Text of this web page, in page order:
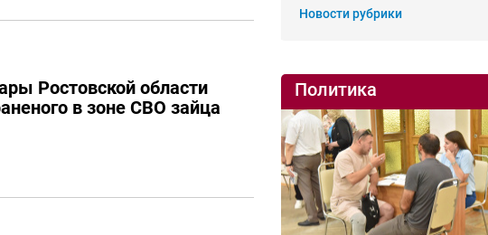
Ростовской области
в зоне СВО зайца
Новости рубрики
Политика